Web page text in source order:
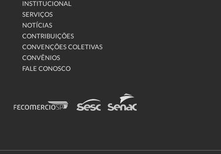
INSTITUCIONAL
SERVIÇOS
NOTÍCIAS
CONTRIBUIÇÕES
CONVENÇÕES COLETIVAS
CONVÊNIOS
FALE CONOSCO